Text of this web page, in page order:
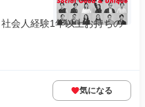
会人経験1年以上お持ちの
気になる